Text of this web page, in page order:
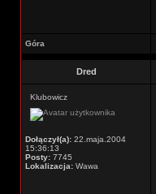
Góra
Dred
Klubowicz
Dołączył(a): 22.maja.2004
15:36:13
Posty: 7745
Lokalizacja: Wawa